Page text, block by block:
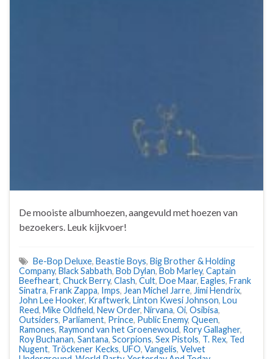
De mooiste albumhoezen, aangevuld met hoezen van
bezoekers. Leuk kijkvoer!
Be-Bop Deluxe, Beastie Boys, Big Brother & Holding
Company, Black Sabbath, Bob Dylan, Bob Marley, Captain
Beefheart, Chuck Berry, Clash, Cult, Doe Maar, Eagles, Frank
Sinatra, Frank Zappa, Imps, Jean Michel Jarre, Jimi Hendrix,
John Lee Hooker, Kraftwerk, Linton Kwesi Johnson, Lou
Reed, Mike Oldfield, New Order, Nirvana, Oi, Osibisa,
Outsiders, Parliament, Prince, Public Enemy, Queen,
Ramones, Raymond van het Groenewoud, Rory Gallagher,
Roy Buchanan, Santana, Scorpions, Sex Pistols, T. Rex, Ted
Nugent, Tröckener Kecks, UFO, Vangelis, Velvet